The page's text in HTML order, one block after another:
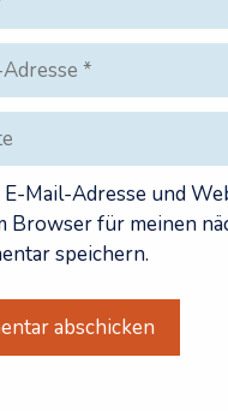
E-Mail-Adresse und
Browser für meinen
speichern.